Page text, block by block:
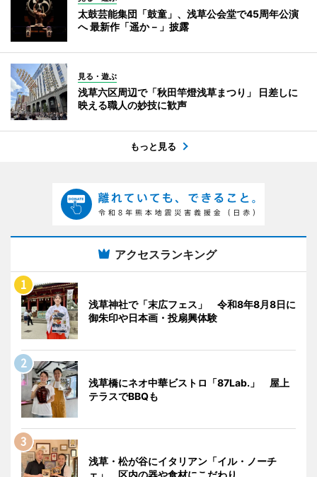
太鼓芸能集団「鼓童」、浅草公会堂で45周年公演
へ 最新作「遥か－」披露
見る・遊ぶ
浅草六区周辺で「秋田竿燈浅草まつり」 日差しに
映える職人の妙技に歓声
もっと見る
アクセスランキング
浅草神社で「末広フェス」 令和8年8月8日に
御朱印や日本画・投扇興体験
浅草橋にネオ中華ビストロ「87Lab.」 屋上
テラスでBBQも
浅草・松が谷にイタリアン「イル・ノーチ
ェ」 区内の器や食材にこだわり